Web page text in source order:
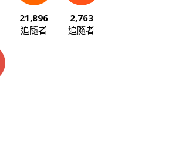
21,896
追隨者
2,763
追隨者